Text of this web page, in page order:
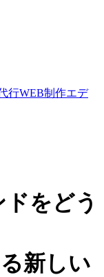
行WEB制作エデ
をどう
新しい